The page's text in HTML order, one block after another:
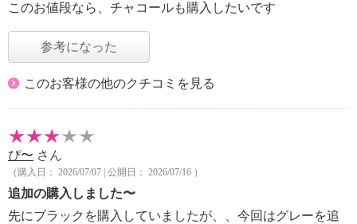
このお値段なら、チャコールも購入したいです
参考になった
このお客様の他のクチコミを見る
ぴ〜 さん
（購入日： 2026/07/07 | 公開日： 2026/07/16 ）
追加の購入しました〜
先にブラックを購入していましたが、、今回はグレーを追